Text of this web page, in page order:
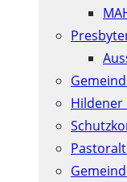
Hildener